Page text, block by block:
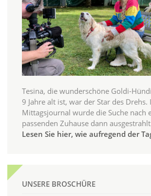
Tesina, die wunderschöne Goldi-
9 Jahre alt ist, war der Star des Drehs.
Mittagsjournal wurde die Suche nach
passenden Zuhause dann
Lesen Sie hier, wie aufregend der
UNSERE BROSCHÜRE